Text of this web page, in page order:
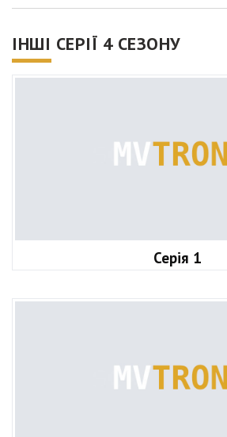
ІНШІ СЕРІЇ 4 СЕЗОНУ
Серія 1